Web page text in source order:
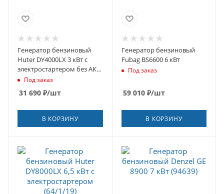
Генератор бензиновый
Huter DY4000LX 3 кВт с
электростартером без АКБ
(64/1/22)
Под заказ
31 690 ₽/шт
В КОРЗИНУ
Генератор бензиновый
Fubag BS6600 6 кВт
Под заказ
59 010₽/шт
В КОРЗИНУ